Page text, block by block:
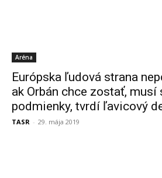
Aréna
Európska ľudová strana
ak Orbán chce zostať, musí
podmienky, tvrdí ľavicový
TASR - 29. mája 2019